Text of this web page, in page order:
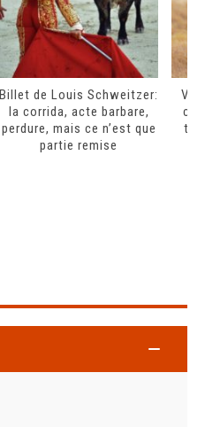
Billet de Louis Schweitzer:
la corrida, acte barbare,
perdure, mais ce n’est que
partie remise